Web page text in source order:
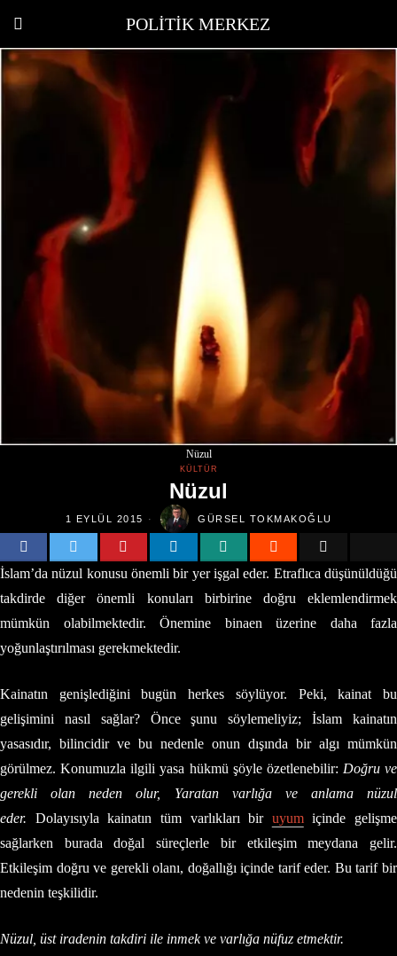
POLITIK MERKEZ
Nüzul
KÜLTÜR
Nüzul
1 EYLÜL 2015 GÜRSEL TOKMAKOĞLU
İslam’da nüzul konusu önemli bir yer işgal eder. Etraflıca düşünüldüğü
takdirde diğer önemli konuları birbirine doğru eklemlendirmek
mümkün olabilmektedir. Önemine binaen üzerine daha fazla
yoğunlaştırılması gerekmektedir.
Kainatın genişlediğini bugün herkes söylüyor. Peki, kainat bu
gelişimini nasıl sağlar? Önce şunu söylemeliyiz; İslam kainatın
yasasıdır, bilincidir ve bu nedenle onun dışında bir algı mümkün
görülmez. Konumuzla ilgili yasa hükmü şöyle özetlenebilir: Doğru ve
gerekli olan neden olur, Yaratan varlığa ve anlama nüzul
eder. Dolayısıyla kainatın tüm varlıkları bir uyumiçinde gelişme
sağlarken burada doğal süreçlerle bir etkileşim meydana gelir.
Etkileşim doğru ve gerekli olanı, doğallığı içinde tarif eder. Bu tarif bir
nedenin teşkilidir.
Nüzul, üst iradenin takdiri ile inmek ve varlığa nüfuz etmektir.